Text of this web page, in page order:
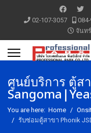
02-107-3057
จันท
ศูนย์บริการ ตู้ส
You are here: Home
รับซ่อมตู้สาขา Phonik